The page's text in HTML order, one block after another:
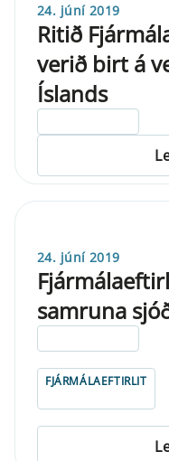
24. júní 2019
Ritið
verið birt á
Íslands
24. júní 2019
samruna
FJÁRMÁLAEFTIRLIT